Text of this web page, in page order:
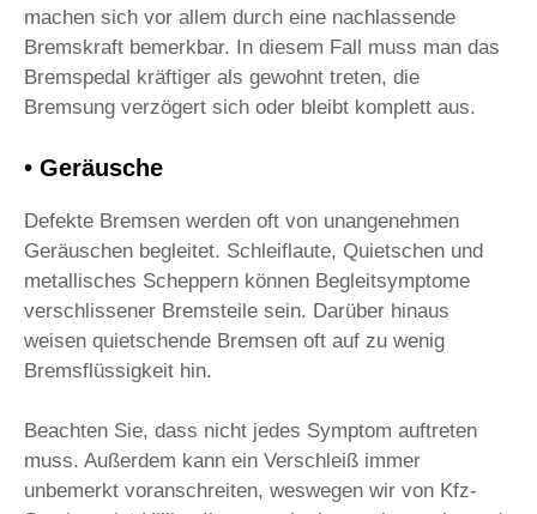
machen sich vor allem durch eine nachlassende
Bremskraft bemerkbar. In diesem Fall muss man das
Bremspedal kräftiger als gewohnt treten, die
Bremsung verzögert sich oder bleibt komplett aus.
• Geräusche
Defekte Bremsen werden oft von unangenehmen
Geräuschen begleitet. Schleiflaute, Quietschen und
metallisches Scheppern können Begleitsymptome
verschlissener Bremsteile sein. Darüber hinaus
weisen quietschende Bremsen oft auf zu wenig
Bremsflüssigkeit hin.
Beachten Sie, dass nicht jedes Symptom auftreten
muss. Außerdem kann ein Verschleiß immer
unbemerkt voranschreiten, weswegen wir von Kfz-